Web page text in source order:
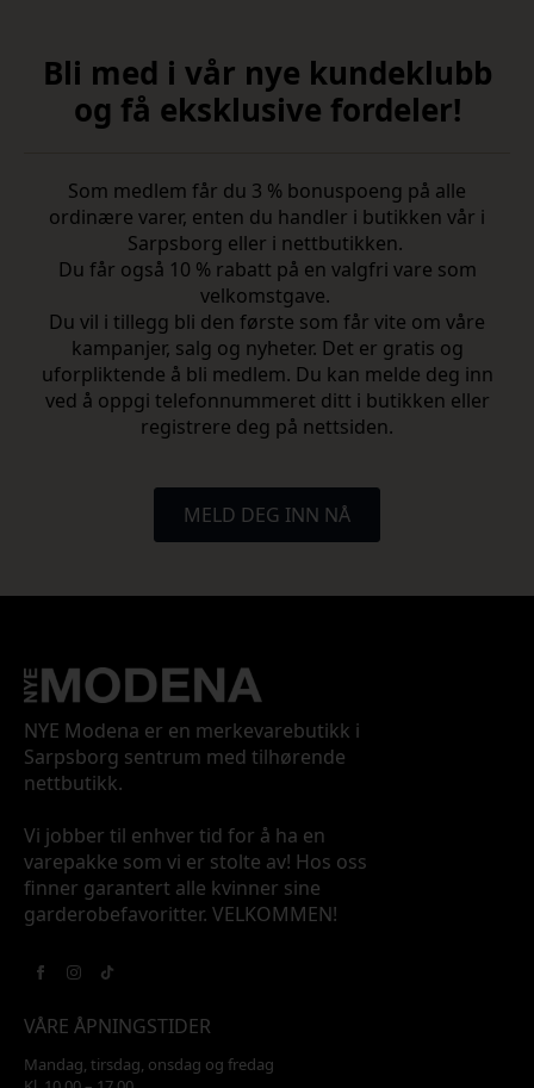
Bli med i vår nye kundeklubb
og få eksklusive fordeler!
Som medlem får du 3 % bonuspoeng på alle
ordinære varer, enten du handler i butikken vår i
Sarpsborg eller i nettbutikken.
Du får også 10 % rabatt på en valgfri vare som
velkomstgave.
Du vil i tillegg bli den første som får vite om våre
kampanjer, salg og nyheter. Det er gratis og
uforpliktende å bli medlem. Du kan melde deg inn
ved å oppgi telefonnummeret ditt i butikken eller
registrere deg på nettsiden.
MELD DEG INN NÅ
NYE Modena er en merkevarebutikk i
Sarpsborg sentrum med tilhørende
nettbutikk.
Vi jobber til enhver tid for å ha en
varepakke som vi er stolte av! Hos oss
finner garantert alle kvinner sine
garderobefavoritter. VELKOMMEN!
VÅRE ÅPNINGSTIDER
Mandag, tirsdag, onsdag og fredag